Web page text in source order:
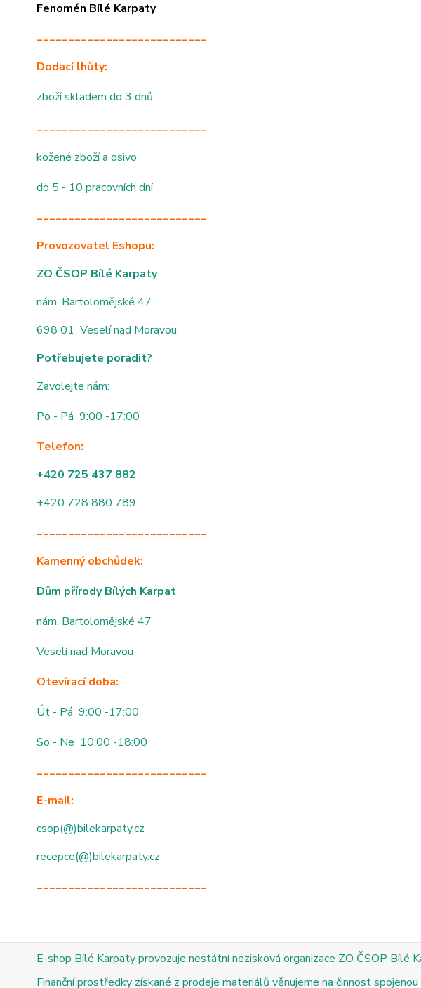
Fenomén Bílé Karpaty
___________________________
Dodací lhůty:
zboží skladem do 3 dnů
___________________________
kožené zboží a osivo
do 5 - 10 pracovních dní
___________________________
Provozovatel Eshopu:
ZO ČSOP Bílé Karpaty
nám. Bartolomějské 47
698 01 Veselí nad Moravou
Potřebujete poradit?
Zavolejte nám:
Po - Pá 9:00 -17:00
Telefon:
+420 725 437 882
+420 728 880 789
___________________________
Kamenný obchůdek:
Dům přírody Bílých Karpat
nám. Bartolomějské 47
Veselí nad Moravou
Otevírací doba:
Út - Pá 9:00 -17:00
So - Ne 10:00 -18:00
___________________________
E-mail:
csop(@)bilekarpaty.cz
recepce(@)bilekarpaty.cz
___________________________
E-shop Bílé Karpaty provozuje nestátní nezisková organizace ZO ČSOP Bílé
Finanční prostředky získané z prodeje materiálů věnujeme na činnost